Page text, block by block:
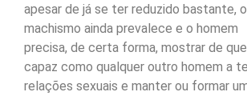
apesar de já se ter reduzido bastante, o
machismo ainda prevalece e o homem
precisa, de certa forma, mostrar de
capaz como qualquer outro homem a
relações sexuais e manter ou formar